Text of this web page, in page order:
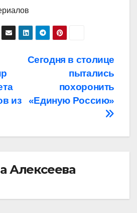
Сегодня в столице
пытались
похоронить
«Единую Россию»
из
Алексеева